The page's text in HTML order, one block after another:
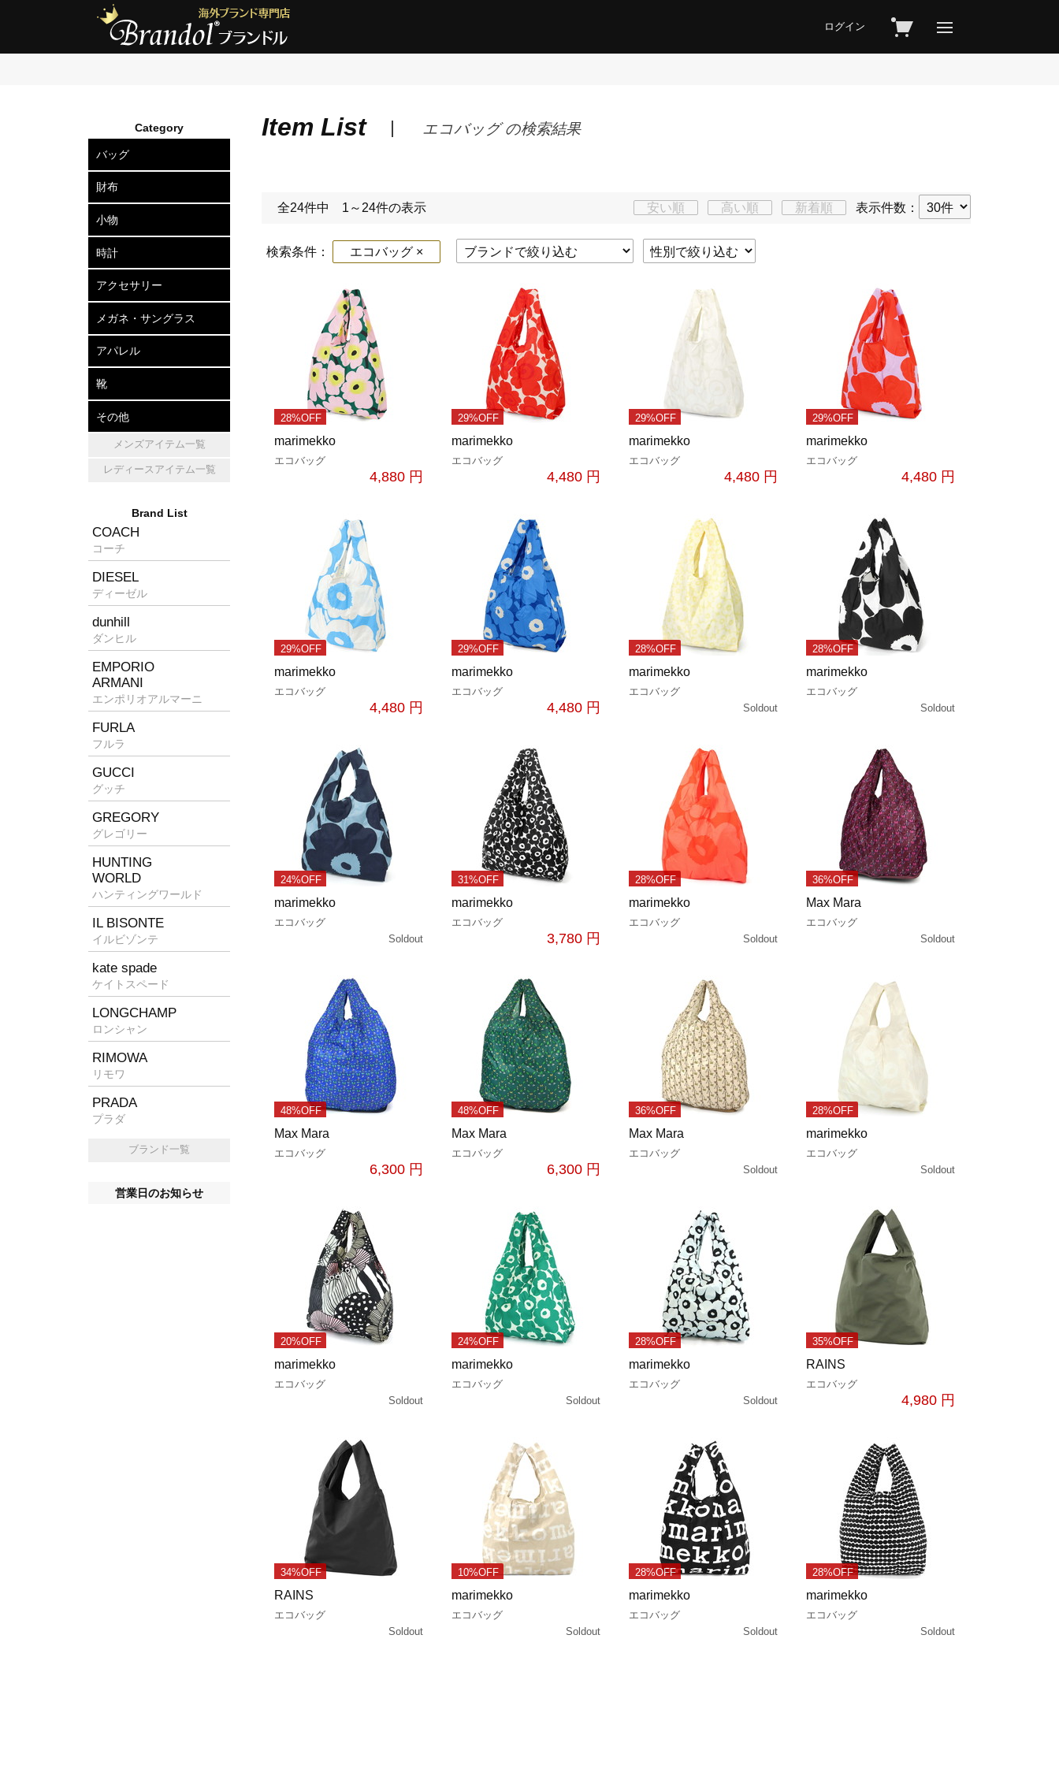
ログイン
Item List エコバッグ の検索結果
全24件中 1～24件の表示 安い順 高い順 新着順 表示件数：
検索条件： エコバッグ ×
28%OFF
marimekko
エコバッグ
4,880 円
29%OFF
marimekko
エコバッグ
4,480 円
29%OFF
marimekko
エコバッグ
4,480 円
29%OFF
marimekko
エコバッグ
4,480 円
29%OFF
marimekko
エコバッグ
4,480 円
29%OFF
marimekko
エコバッグ
4,480 円
28%OFF
marimekko
エコバッグ
Soldout
28%OFF
marimekko
エコバッグ
Soldout
24%OFF
marimekko
エコバッグ
Soldout
31%OFF
marimekko
エコバッグ
3,780 円
28%OFF
marimekko
エコバッグ
Soldout
36%OFF
Max Mara
エコバッグ
Soldout
48%OFF
Max Mara
エコバッグ
6,300 円
48%OFF
Max Mara
エコバッグ
6,300 円
36%OFF
Max Mara
エコバッグ
Soldout
28%OFF
marimekko
エコバッグ
Soldout
20%OFF
marimekko
エコバッグ
Soldout
24%OFF
marimekko
エコバッグ
Soldout
28%OFF
marimekko
エコバッグ
Soldout
35%OFF
RAINS
エコバッグ
4,980 円
34%OFF
RAINS
エコバッグ
Soldout
10%OFF
marimekko
エコバッグ
Soldout
28%OFF
marimekko
エコバッグ
Soldout
28%OFF
marimekko
エコバッグ
Soldout
Category
バッグ
ショルダーバッグ
2wayトートバッグ
トートバッグ
ボディバッグ
リュックサック
セカンドバッグ
ビジネスバッグ
アタッシュケース
ハードケース
ボストンバッグ
スーツケース
ビジネスキャリー
財布
長財布
二つ折り財布
三つ折り財布
小銭入れ
小物
カードケース
定期入れ
名刺入れ
キーケース
キーリング
ポーチ
ベルト
マネークリップ
ネクタイピン
カフスボタン
ウォレットチェーン
傘
時計
メンズ腕時計
レディース腕時計
アクセサリー
ピアス
ネックレス
ブレスレット
リング
ヘアアクセサリー
メガネ・サングラス
メガネフレーム
サングラス
アパレル
アパレル
帽子
マフラー・ショール
靴
レザーシューズ
パンプス
スニーカー
その他
キッチン雑貨
ホームフレグランス
消臭グッズ
メンズアイテム一覧
レディースアイテム一覧
Brand List
COACH
コーチ
DIESEL
ディーゼル
dunhill
ダンヒル
EMPORIO
ARMANI
エンポリオアルマーニ
FURLA
フルラ
GUCCI
グッチ
GREGORY
グレゴリー
HUNTING
WORLD
ハンティングワールド
IL BISONTE
イルビゾンテ
kate spade
ケイトスペード
LONGCHAMP
ロンシャン
RIMOWA
リモワ
PRADA
プラダ
ブランド一覧
営業日のお知らせ